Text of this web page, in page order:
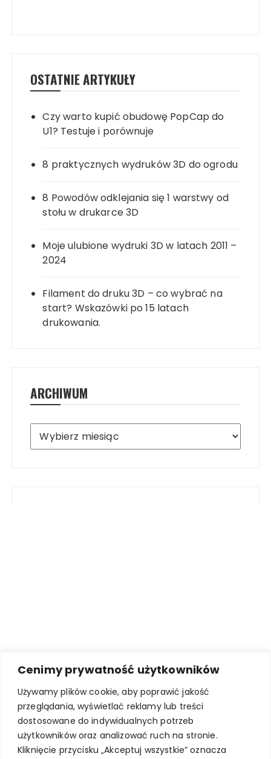
Cenimy prywatność użytkowników
Używamy plików cookie, aby poprawić jakość
przeglądania, wyświetlać reklamy lub treści
dostosowane do indywidualnych potrzeb
użytkowników oraz analizować ruch na stronie.
Kliknięcie przycisku „Akceptuj wszystkie” oznacza
OSTATNIE ARTYKUŁY
Czy warto kupić obudowę PopCap do
U1? Testuje i porównuje
8 praktycznych wydruków 3D do ogrodu
8 Powodów odklejania się 1 warstwy od
stołu w drukarce 3D
Moje ulubione wydruki 3D w latach 2011 –
2024
Filament do druku 3D – co wybrać na
start? Wskazówki po 15 latach
drukowania.
ARCHIWUM
Archiwum